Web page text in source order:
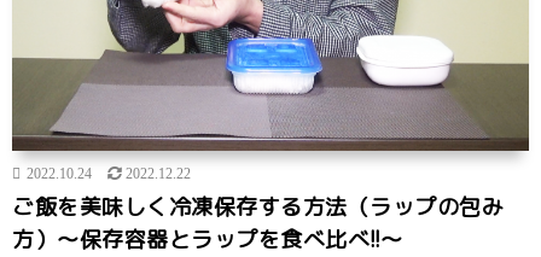
2022.10.24 2022.12.22
ご飯を美味しく冷凍保存する方法（ラップの包み
方）～保存容器とラップを食べ比べ!!～